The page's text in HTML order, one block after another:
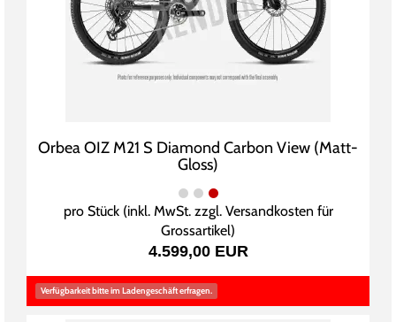
Orbea OIZ M21 S Diamond Carbon View (Matt-
Gloss)
pro Stück (inkl. MwSt. zzgl. Versandkosten für
Grossartikel)
4.599,00 EUR
Verfügbarkeit bitte im Ladengeschäft erfragen.